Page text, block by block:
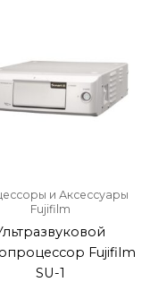
и Аксессуары
Fujifilm
Fujifilm
SU-1